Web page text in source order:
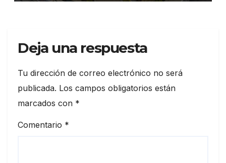
Deja una respuesta
Tu dirección de correo electrónico no será
publicada. Los campos obligatorios están
marcados con *
Comentario *